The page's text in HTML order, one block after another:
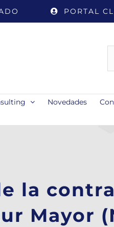
PORTAL
Novedades
la
Mayor